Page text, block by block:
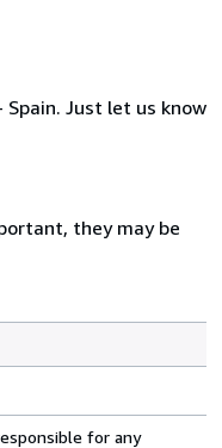
Just let us know
they may be
for any